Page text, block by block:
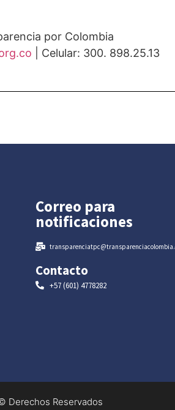
por Colombia
| Celular: 300. 898.25.13
Correo para
notificaciones
Contacto
+57 (601) 4778282
Derechos Reservados